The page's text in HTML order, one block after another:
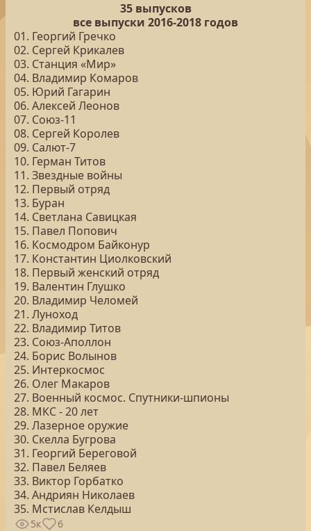
35 выпусков
все выпуски 2016-2018 годов
01. Георгий Гречко
02. Сергей Крикалев
03. Станция «Мир»
04. Владимир Комаров
05. Юрий Гагарин
06. Алексей Леонов
07. Союз-11
08. Сергей Королев
09. Салют-7
10. Герман Титов
11. Звездные войны
12. Первый отряд
13. Буран
14. Светлана Савицкая
15. Павел Попович
16. Космодром Байконур
17. Константин Циолковский
18. Первый женский отряд
19. Валентин Глушко
20. Владимир Челомей
21. Луноход
22. Владимир Титов
23. Союз-Аполлон
24. Борис Волынов
25. Интеркосмос
26. Олег Макаров
27. Военный космос. Спутники-шпионы
28. МКС - 20 лет
29. Лазерное оружие
30. Скелла Бугрова
31. Георгий Береговой
32. Павел Беляев
33. Виктор Горбатко
34. Андриян Николаев
35. Мстислав Келдыш
5к 6